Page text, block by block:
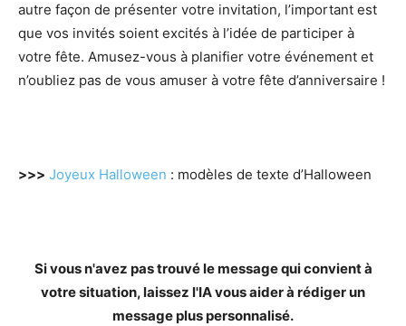
autre façon de présenter votre invitation, l’important est
que vos invités soient excités à l’idée de participer à
votre fête. Amusez-vous à planifier votre événement et
n’oubliez pas de vous amuser à votre fête d’anniversaire !
>>> Joyeux Halloween : modèles de texte d’Halloween
Si vous n'avez pas trouvé le message qui convient à
votre situation, laissez l'IA vous aider à rédiger un
message plus personnalisé.